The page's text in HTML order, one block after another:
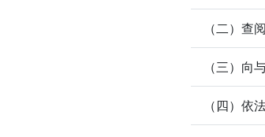
（二）查
（三）向
（四）依